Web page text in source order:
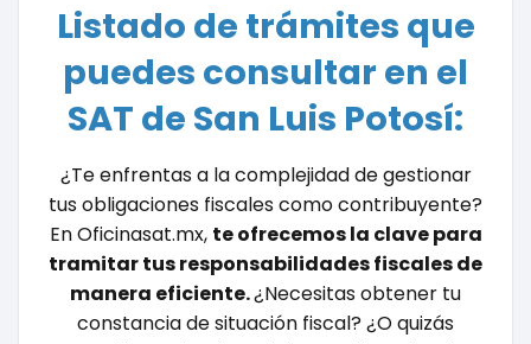
Listado de trámites que
puedes consultar en el
SAT de San Luis Potosí:
¿Te enfrentas a la complejidad de gestionar
tus obligaciones fiscales como contribuyente?
En Oficinasat.mx, te ofrecemos la clave para
tramitar tus responsabilidades fiscales de
manera eficiente.¿Necesitas obtener tu
constancia de situación fiscal? ¿O quizás